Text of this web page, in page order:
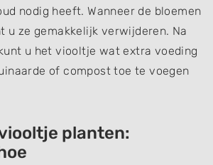
nodig heeft. Wanneer de bloemen
u ze gemakkelijk verwijderen. Na
u het viooltje wat extra voeding
of compost toe te voegen
planten: